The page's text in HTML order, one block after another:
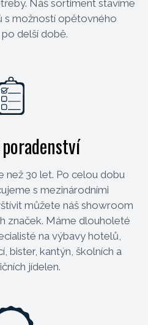
Náš sortiment stavíme
s možností opětovného
delší době.
než 30 let. Po celou dobu
s mezinárodními
můžete náš showroom
značek. Máme dlouholeté
na výbavy hotelů,
bister, kantýn, školních a
jídelen.